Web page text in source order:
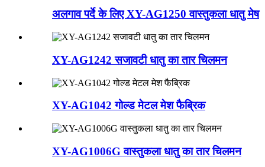
अलगाव पर्दे के लिए XY-AG1250 वास्तुकला धातु मेष
XY-AG1242 सजावटी धातु का तार चिलमन
XY-AG1042 गोल्ड मेटल मेश फैब्रिक
XY-AG1006G वास्तुकला धातु का तार चिलमन